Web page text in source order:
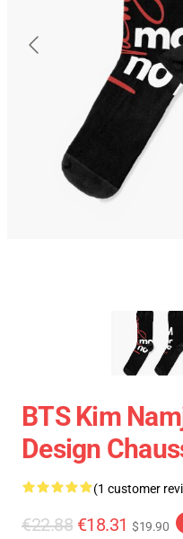
BTS Kim
Design
(1 customer
€22.88 €18.31 $19.90